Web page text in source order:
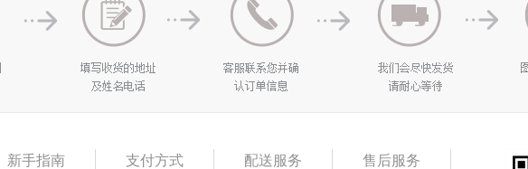
新手指南 支付方式 配送服务 售后服务